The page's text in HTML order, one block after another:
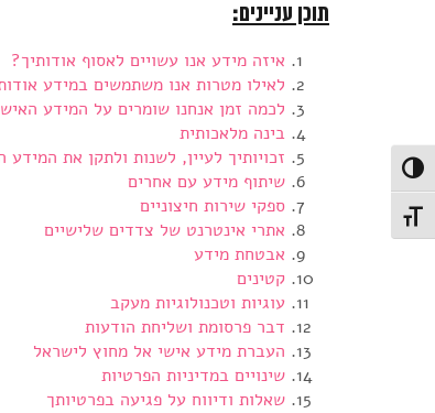
Toggle High Contrast
Toggle Font size
תוכן עניינים:
איזה מידע אנו עשויים לאסוף אודותיך?
לאילו מטרות אנו משתמשים במידע
לכמה זמן אנחנו שומרים על המידע
בינה מלאכותית
זכויותיך לעיין, לשנות ולתקן את
שיתוף מידע עם אחרים
ספקי שירות חיצוניים
אתרי אינטרנט של צדדים שלישיים
אבטחת מידע
קטינים
עוגיות וטכנולוגיות מעקב
דבר פרסומת ושליחת הודעות
העברת מידע אישי אל מחוץ לישראל
שינויים במדיניות הפרטיות
שאלות ודיווח על פגיעה בפרטיותך